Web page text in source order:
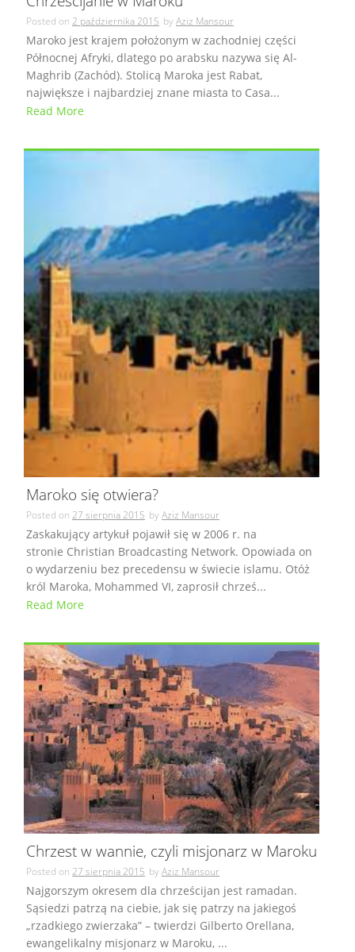
Posted on 2 października 2015 byAziz Mansour
Maroko jest krajem położonym w zachodniej części
Północnej Afryki, dlatego po arabsku nazywa się Al-
Maghrib (Zachód). Stolicą Maroka jest Rabat,
największe i najbardziej znane miasta to Casa...
Read More
Maroko się otwiera?
Posted on 27 sierpnia 2015 byAziz Mansour
Zaskakujący artykuł pojawił się w 2006 r. na
stronie Christian Broadcasting Network. Opowiada on
o wydarzeniu bez precedensu w świecie islamu. Otóż
król Maroka, Mohammed VI, zaprosił chrześ...
Read More
Chrzest w wannie, czyli misjonarz w Maroku
Posted on 27 sierpnia 2015 byAziz Mansour
Najgorszym okresem dla chrześcijan jest ramadan.
Sąsiedzi patrzą na ciebie, jak się patrzy na jakiegoś
„rzadkiego zwierzaka” – twierdzi Gilberto Orellana,
ewangelikalny misjonarz w Maroku, ...